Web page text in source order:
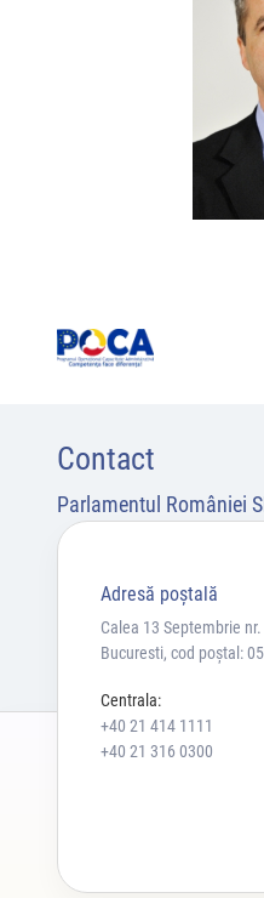
Contact
Parlamentul României
Adresă poştală
Calea 13 Septembrie
Bucuresti, cod poștal:
Centrala:
+40 21 414 1111
+40 21 316 0300